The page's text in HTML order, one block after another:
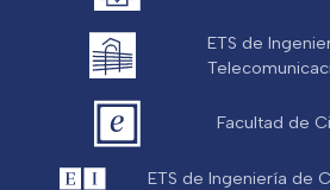
ETS de
Facultad de
ETS de Ingeniería de